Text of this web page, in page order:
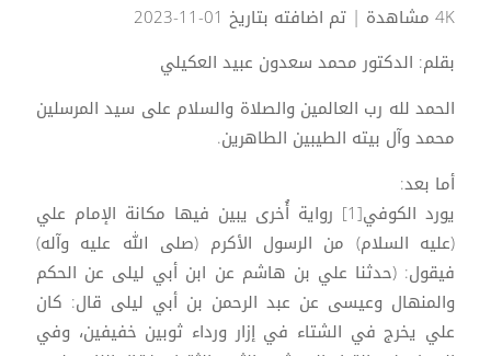
4K مشاهدة
| تم اضافته بتاريخ 01-11-2023
بقلم: الدكتور محمد سعدون عبيد العكيلي
الحمد لله رب العالمين والصلاة والسلام على سيد المرسلين
محمد وآل بيته الطيبين الطاهرين.
أما بعد:
يورد الكوفي[1] رواية أُخرى يبين فيها مكانة الإمام علي
(عليه السلام) من الرسول الأكرم (صلى الله عليه وآله)
فيقول: (حدثنا علي بن هاشم عن ابن أبي ليلى عن الحكم
والمنهال وعيسى عن عبد الرحمن بن أبي ليلى قال: كان
علي يخرج في الشتاء في إزار ورداء ثوبين خفيفين، وفي